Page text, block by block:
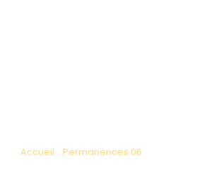
Accueil Permanences 06